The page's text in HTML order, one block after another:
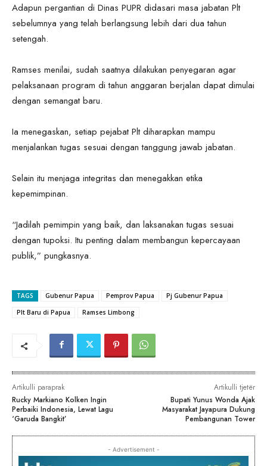
Adapun pergantian di Dinas PUPR didasari masa jabatan Plt
sebelumnya yang telah berlangsung lebih dari dua tahun
setengah.
Ramses menilai, sudah saatnya dilakukan penyegaran agar
pelaksanaan program di tahun anggaran berjalan dapat dimulai
dengan semangat baru.
Ia menegaskan, setiap pejabat Plt diharapkan mampu
menjalankan tugas sesuai dengan tanggung jawab jabatan.
Selain itu menjaga integritas dan menegakkan etika
kepemimpinan.
“Jadilah pemimpin yang baik, dan laksanakan tugas sesuai
dengan tupoksi. Itu penting dalam membangun kepercayaan
publik,” pungkasnya.
TAGS Gubenur Papua Pemprov Papua
Pj Gubenur Papua
Plt Baru di Papua
Ramses Limbong
Artikulli paraprak
Rucky Markiano Kolken Ingin
Perbaiki Indonesia, Lewat Lagu
‘Garuda Bangkit’
Artikulli tjetër
Bupati Yunus Wonda Ajak
Masyarakat Jayapura Dukung
Pembangunan Tower
- Advertisement -